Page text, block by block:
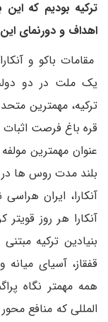
ترکیه بودیم که این
اهداف و دورنمای
مقامات باکو و
یک ملت در دو
ترکیه، مهمترین
قره باغ فرصت اثبات
عنوان مهمترین
بلند مدت روس ها در
آنکارا، ایران
آنکارا هر روز
بنیادین ترکیه
قفقاز، آسیای
همه مهمتر نگاه
المللی که منافع